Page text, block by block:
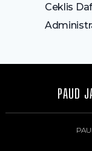
Ceklis
PAUD